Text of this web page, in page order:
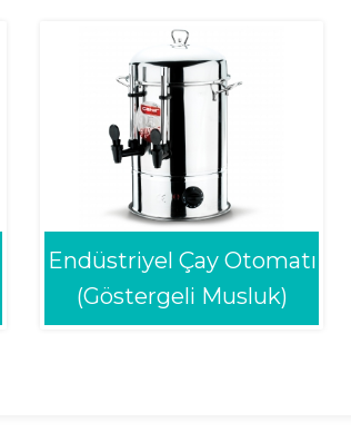
Endüstriyel Çay Otomatı
(Göstergeli Musluk)